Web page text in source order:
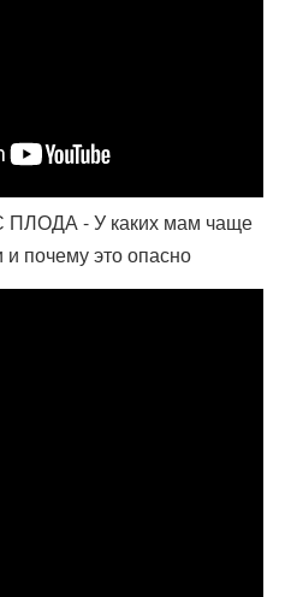
- У каких мам чаще
почему это опасно